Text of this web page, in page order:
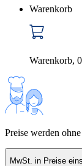
Warenkorb
Warenkorb, 0
Preise werden
MwSt. in Preise